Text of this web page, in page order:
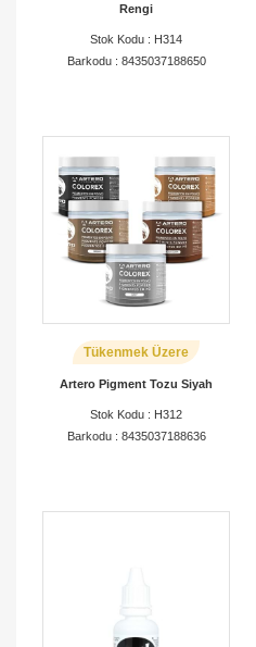
Rengi
Stok Kodu : H314
Barkodu : 8435037188650
Tükenmek Üzere
Artero Pigment Tozu Siyah
Stok Kodu : H312
Barkodu : 8435037188636